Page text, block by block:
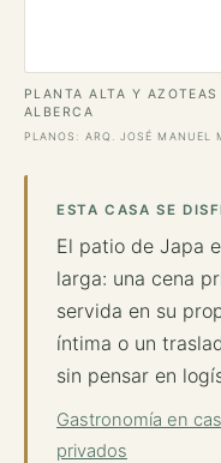
PLANTA ALTA Y
ALBERCA
PLANOS: ARQ. JOSÉ MANUEL
ESTA CASA SE
El patio de Japa
larga: una cena
servida en su
íntima o un
sin pensar en
Gastronomía en
privados